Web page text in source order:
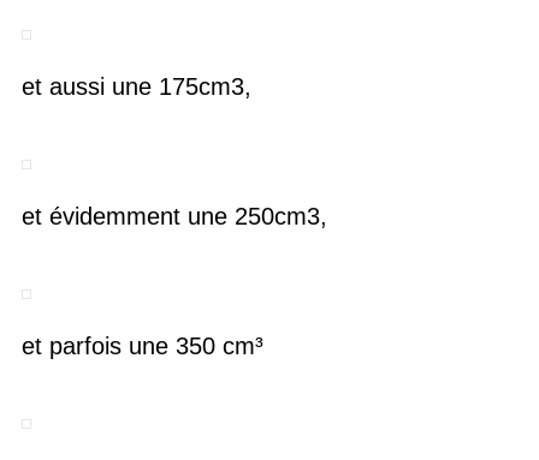
et aussi une 175cm3,
et évidemment une 250cm3,
et parfois une 350 cm³